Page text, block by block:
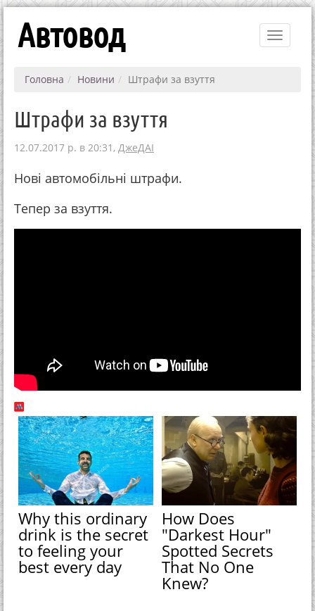
Toggle
Автовод
Головна Новини Штрафи за взуття
Штрафи за взуття
12.07.2017 р. в 20:31, ДжеДАІ
Нові автомобільні штрафи.
Тепер за взуття.
Why this ordinary
drink is the secret
to feeling your
best every day
How Does
"Darkest Hour"
Spotted Secrets
That No One
Knew?